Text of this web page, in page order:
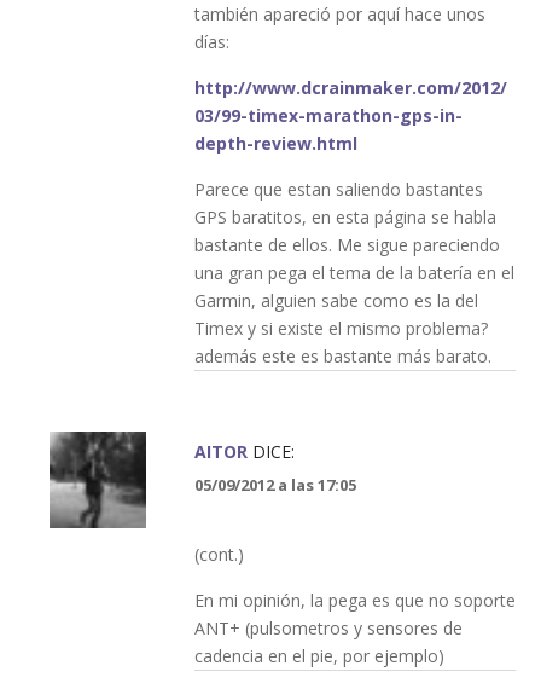
también apareció por aquí hace unos
días:
http://www.dcrainmaker.com/2012/
03/99-timex-marathon-gps-in-
depth-review.html
Parece que estan saliendo bastantes
GPS baratitos, en esta página se habla
bastante de ellos. Me sigue pareciendo
una gran pega el tema de la batería en el
Garmin, alguien sabe como es la del
Timex y si existe el mismo problema?
además este es bastante más barato.
AITOR DICE:
05/09/2012 a las 17:05
(cont.)
En mi opinión, la pega es que no soporte
ANT+ (pulsometros y sensores de
cadencia en el pie, por ejemplo)